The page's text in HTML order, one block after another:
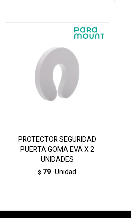
PROTECTOR SEGURIDAD
PUERTA GOMA EVA X 2
UNIDADES
$ 79 Unidad